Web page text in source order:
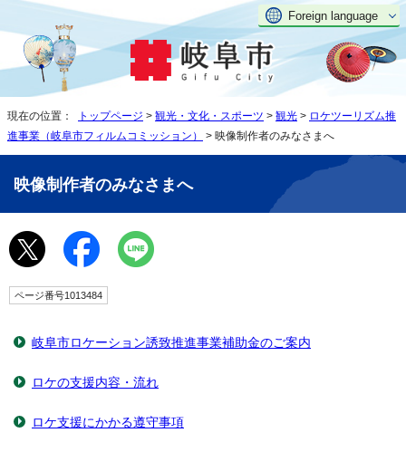
Foreign language
現在の位置： トップページ > 観光・文化・スポーツ > 観光 > ロケツーリズム推
進事業（岐阜市フィルムコミッション）
> 映像制作者のみなさまへ
映像制作者のみなさまへ
ページ番号1013484
岐阜市ロケーション誘致推進事業補助金のご案内
ロケの支援内容・流れ
ロケ支援にかかる遵守事項